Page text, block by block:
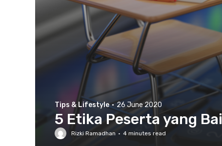
Tips & Lifestyle · 26 June 2020
5 Etika Peserta yang
Rizki Ramadhan · 4 minutes read